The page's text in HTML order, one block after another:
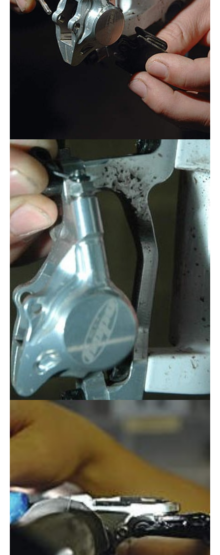
Actualités
Technologies
Tests de produits
Conseils
Tendances
Tous nos articles
À propos